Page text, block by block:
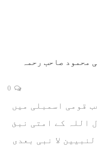
محمود صاحب رحمہ
قومی اسمبلی میں
اللہ کے امتی نبئ
لا نبی بعدی